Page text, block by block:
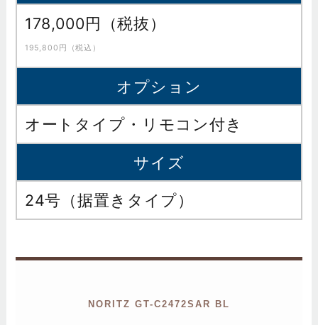
178,000円（税抜）
195,800円（税込）
オプション
オートタイプ・リモコン付き
サイズ
24号（据置きタイプ）
NORITZ GT-C2472SAR BL